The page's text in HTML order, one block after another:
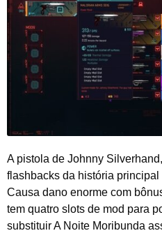
A pistola de Johnny
flashbacks da história
Causa dano enorme com
tem quatro slots de mod para
substituir A Noite Moribunda